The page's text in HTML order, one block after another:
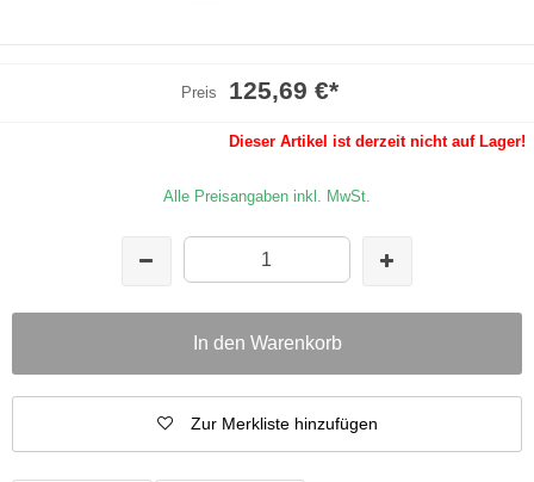
Preis 125,69 €*
Dieser Artikel ist derzeit nicht auf Lager!
Alle Preisangaben inkl. MwSt.
In den Warenkorb
Zur Merkliste hinzufügen